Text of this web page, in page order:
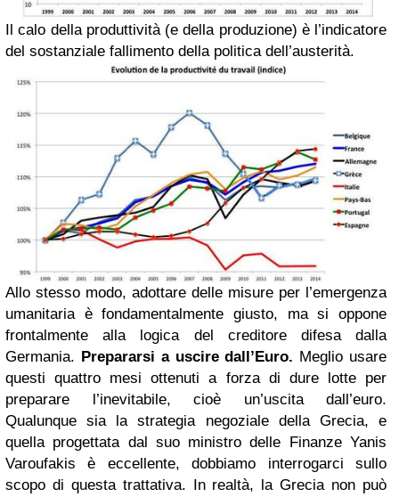
Il calo della produttività (e della produzione) è l’indicatore
del sostanziale fallimento della politica dell’austerità.
Allo stesso modo, adottare delle misure per l’emergenza
umanitaria è fondamentalmente giusto, ma si oppone
frontalmente alla logica del creditore difesa dalla
Germania. Prepararsi a usciredal l’Euro. Meglio usare
questi quattro mesi ottenuti a forza di dure lotte per
preparare l’inevitabile, cioè un’uscita dall’euro.
Qualunque sia la strategia negoziale della Grecia, e
quella progettata dal suo ministro delle Finanze Yanis
Varoufakis è eccellente, dobbiamo interrogarci sullo
scopo di questa trattativa. In realtà, la Grecia non può